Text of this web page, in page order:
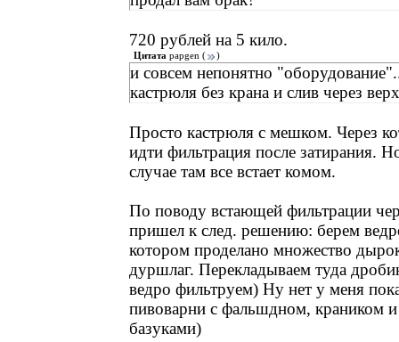
720 рублей на 5 кило.
Цитата papgen ( )
и совсем непонятно
кастрюля без крана и слив через
Просто кастрюля с мешком. Через
идти фильтрация после затирания.
случае там все встает комом.
По поводу встающей фильтрации
пришел к след. решению: берем
котором проделано множество
дуршлаг. Перекладываем туда
ведро фильтруем) Ну нет у меня
пивоварни с фальшдном, краником
базуками)